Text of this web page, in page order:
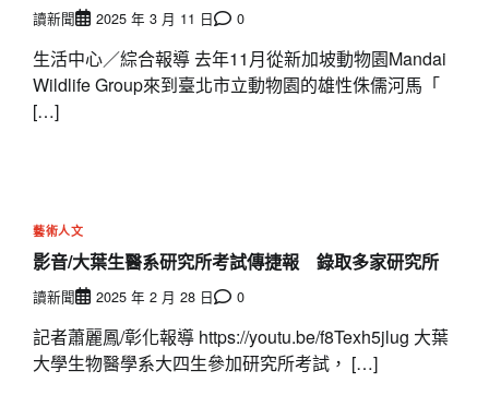
讀新聞 2025 年 3 月 11 日 0
生活中心／綜合報導 去年11月從新加坡動物園Mandai
Wildlife Group來到臺北市立動物園的雄性侏儒河馬「
[…]
藝術人文
影音/大葉生醫系研究所考試傳捷報 錄取多家研究所
讀新聞 2025 年 2 月 28 日 0
記者蕭麗鳳/彰化報導 https://youtu.be/f8Texh5jlug 大葉
大學生物醫學系大四生參加研究所考試， […]